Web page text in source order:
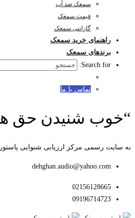
سمعک ضد آب
قیمت سمعک
گارانتی سمعک
راهنمای خرید سمعک
برندهای سمعک
Search for:
تماس با ما
“خوب شنیدن حق
به سایت رسمی مرکز ارزیابی شنوایی
dehghan.audio@yahoo.com
02156128665
09196714723